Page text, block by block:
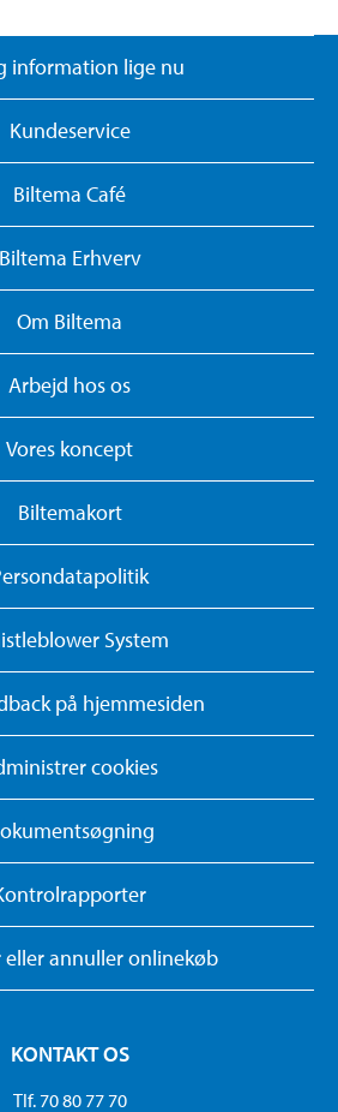
information lige nu
Kundeservice
Biltema Café
Biltema Erhverv
Om Biltema
Arbejd hos os
Vores koncept
Biltemakort
System
på hjemmesiden
cookies
eller annuller onlinekøb
KONTAKT OS
Tlf. 70 80 77 70